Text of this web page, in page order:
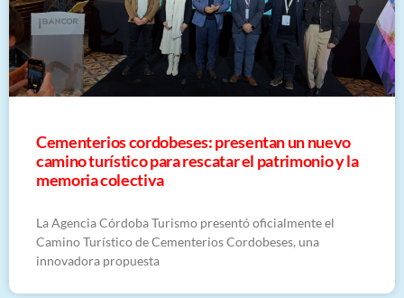
Cementerios cordobeses: presentan un nuevo
camino turístico para rescatar el patrimonio y la
memoria colectiva
La Agencia Córdoba Turismo presentó oficialmente el
Camino Turístico de Cementerios Cordobeses, una
innovadora propuesta